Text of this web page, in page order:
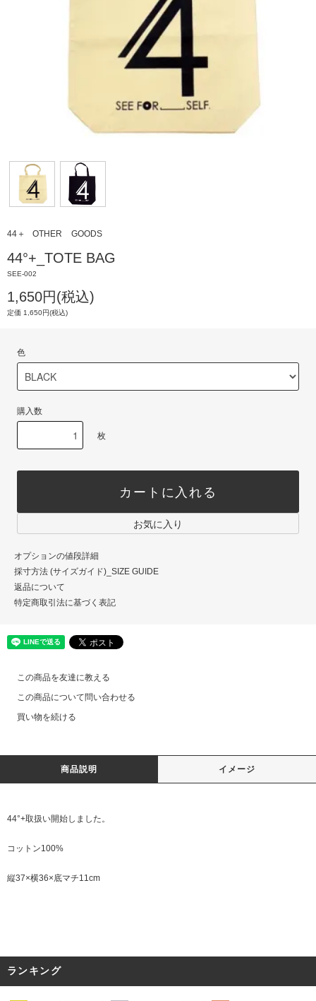
44＋ OTHER GOODS
44°+_TOTE BAG
SEE-002
1,650円(税込)
定価 1,650円(税込)
色
購入数
枚
カートに入れる
お気に入り
オプションの値段詳細
採寸方法 (サイズガイド)_SIZE GUIDE
返品について
特定商取引法に基づく表記
この商品を友達に教える
この商品について問い合わせる
買い物を続ける
商品説明 イメージ
44°+取扱い開始しました。
コットン100%
縦37×横36×底マチ11cm
ランキング